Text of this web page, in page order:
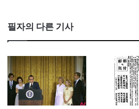
필자의 다른 기사